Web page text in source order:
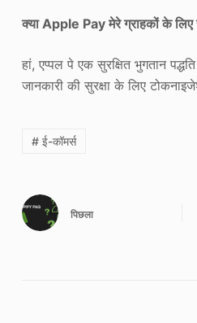
क्या Apple Pay मेरे ग्राहकों के लिए
हां, एप्पल पे एक सुरक्षित भुगतान
जानकारी की सुरक्षा के लिए
# ई-कॉमर्स
पिछला